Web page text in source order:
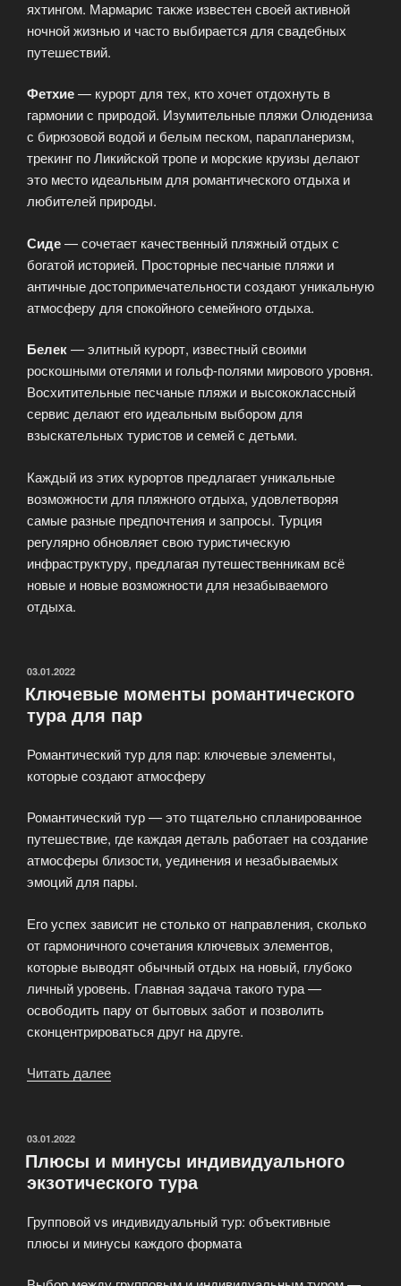
яхтингом. Мармарис также известен своей активной
ночной жизнью и часто выбирается для свадебных
путешествий.
Фетхие— курорт для тех, кто хочет отдохнуть в
гармонии с природой. Изумительные пляжи Олюдениза
с бирюзовой водой и белым песком, парапланеризм,
трекинг по Ликийской тропе и морские круизы делают
это место идеальным для романтического отдыха и
любителей природы.
Сиде— сочетает качественный пляжный отдых с
богатой историей. Просторные песчаные пляжи и
античные достопримечательности создают уникальную
атмосферу для спокойного семейного отдыха.
Белек— элитный курорт, известный своими
роскошными отелями и гольф-полями мирового уровня.
Восхитительные песчаные пляжи и высококлассный
сервис делают его идеальным выбором для
взыскательных туристов и семей с детьми.
Каждый из этих курортов предлагает уникальные
возможности для пляжного отдыха, удовлетворяя
самые разные предпочтения и запросы. Турция
регулярно обновляет свою туристическую
инфраструктуру, предлагая путешественникам всё
новые и новые возможности для незабываемого
отдыха.
ОПУБЛИКОВАНО
03.01.2022
Ключевые моменты романтического
тура для пар
Романтический тур для пар: ключевые элементы,
которые создают атмосферу
Романтический тур — это тщательно спланированное
путешествие, где каждая деталь работает на создание
атмосферы близости, уединения и незабываемых
эмоций для пары.
Его успех зависит не столько от направления, сколько
от гармоничного сочетания ключевых элементов,
которые выводят обычный отдых на новый, глубоко
личный уровень. Главная задача такого тура —
освободить пару от бытовых забот и позволить
сконцентрироваться друг на друге.
Читать далее
для
пар»
ОПУБЛИКОВАНО
03.01.2022
Плюсы и минусы индивидуального
экзотического тура
Групповой vs индивидуальный тур: объективные
плюсы и минусы каждого формата